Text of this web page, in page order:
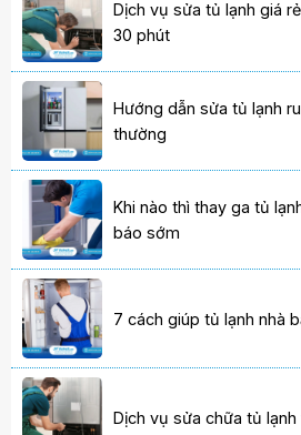
Dịch vụ sửa tủ lạnh giá
30 phút
Hướng dẫn sửa tủ lạnh
thường
Khi nào thì thay ga tủ
báo sớm
7 cách giúp tủ lạnh nhà
Dịch vụ sửa chữa tủ lạnh